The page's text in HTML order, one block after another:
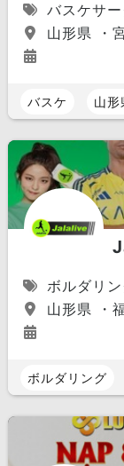
バスケサ
山形県 ・
バスケ 山形
ボルダリ
山形県 ・
ボルダリング